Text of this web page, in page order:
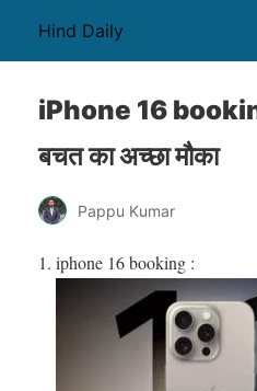
Hind Daily
iPhone 16 booking
बचत का अच्छा मौका
Pappu Kumar
iphone 16 booking :